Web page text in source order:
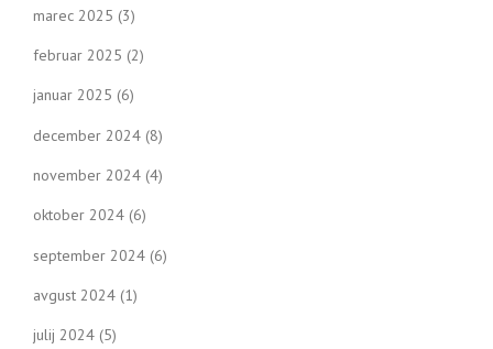
marec 2025 (3)
februar 2025 (2)
januar 2025 (6)
december 2024 (8)
november 2024 (4)
oktober 2024 (6)
september 2024 (6)
avgust 2024 (1)
julij 2024 (5)